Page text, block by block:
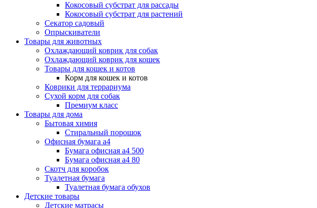
Кокосовый субстрат для рассады
Кокосовый субстрат для растений
Секатор садовый
Опрыскиватели
Товары для животных
Охлаждающий коврик для собак
Охлаждающий коврик для кошек
Товары для кошек и котов
Корм для кошек и котов
Коврики для террариума
Сухой корм для собак
Премиум класс
Товары для дома
Бытовая химия
Стиральный порошок
Офисная бумага а4
Бумага офисная а4 500
Бумага офисная а4 80
Скотч для коробок
Туалетная бумага
Туалетная бумага обухов
Детские товары
Детские матрасы